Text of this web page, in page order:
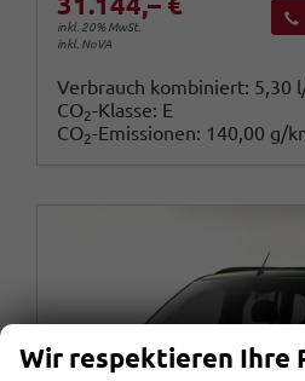
inkl. 20% MwSt.
inkl. NoVA
Verbrauch kombiniert: 5,30
CO2-Klasse: E
CO2-Emissionen: 140,00 g/
Wir respektieren Ihre